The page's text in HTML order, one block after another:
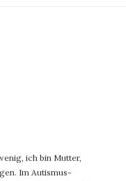
ich bin Mutter,
Im Autismus-